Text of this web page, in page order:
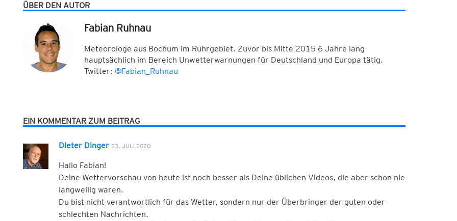
ÜBER DEN AUTOR
Fabian Ruhnau
Meteorologe aus Bochum im Ruhrgebiet. Zuvor bis Mitte 2015 6 Jahre lang
hauptsächlich im Bereich Unwetterwarnungen für Deutschland und Europa tätig.
Twitter: @Fabian_Ruhnau
EIN KOMMENTAR ZUM BEITRAG
Dieter Dinger 23. JULI 2020
Hallo Fabian!
Deine Wettervorschau von heute ist noch besser als Deine üblichen Videos, die aber schon nie
langweilig waren.
Du bist nicht verantwortlich für das Wetter, sondern nur der Überbringer der guten oder
schlechten Nachrichten.